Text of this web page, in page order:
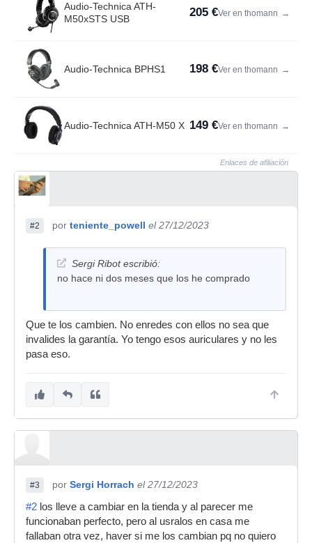
Audio-Technica ATH-
M50xSTS USB
205 €Ver en thomann →
Audio-Technica BPHS1 198 €Ver en thomann →
Audio-Technica ATH-M50 X 149 €Ver en thomann →
Enlaces de afiliación
#2 por teniente_powell el 27/12/2023
Sergi Ribot escribió:
no hace ni dos meses que los he comprado
Que te los cambien. No enredes con ellos no sea que
invalides la garantía. Yo tengo esos auriculares y no les
pasa eso.
#3 por Sergi Horrach el 27/12/2023
#2 los lleve a cambiar en la tienda y al parecer me
funcionaban perfecto, pero al usralos en casa me
fallaban otra vez, haver si me los cambian pq no quiero